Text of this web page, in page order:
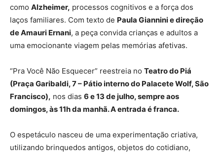
como Alzheimer, processos cognitivos e a força dos
laços familiares. Com texto de Paula Giannini e direção
de Amauri Ernani, a peça convida crianças e adultos a
uma emocionante viagem pelas memórias afetivas.
“Pra Você Não Esquecer” reestreia no Teatro do Piá
(Praça Garibaldi, 7 – Pátio interno do Palacete Wolf, São
Francisco), nos dias 6 e 13 de julho, sempre aos
domingos, às 11h da manhã. A entrada é franca.
O espetáculo nasceu de uma experimentação criativa,
utilizando brinquedos antigos, objetos do cotidiano,